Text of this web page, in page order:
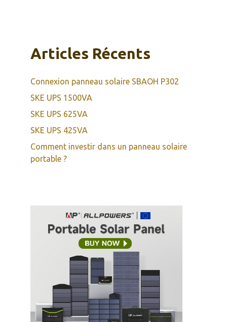
Articles Récents
Connexion panneau solaire SBAOH P302
SKE UPS 1500VA
SKE UPS 625VA
SKE UPS 425VA
Comment investir dans un panneau solaire
portable ?